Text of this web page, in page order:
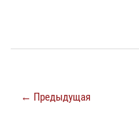
← Предыдущая